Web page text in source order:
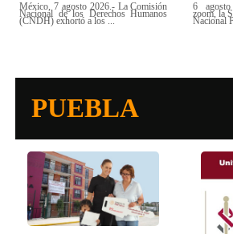
México, 7 agosto 2026.- La Comisión
Nacional de los Derechos Humanos
(CNDH) exhortó a los ...
6
zoom, la
Nacional
PUEBLA